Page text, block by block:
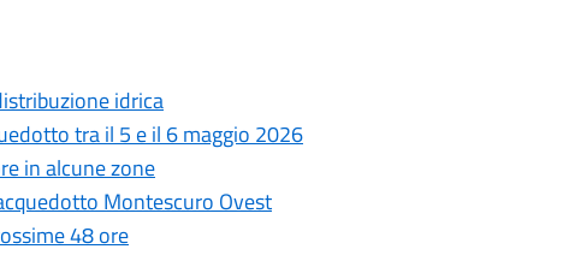
idrica
tra il 5 e il 6 maggio 2026
in alcune zone
Montescuro Ovest
48 ore